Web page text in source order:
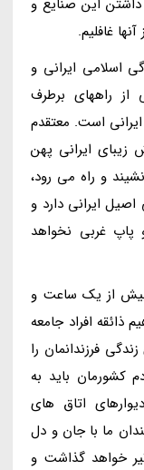
داشتن این صنایع و
غافلیم.
اسلامی ایرانی و
از راههای برطرف
است. معتقدم
زیبای ایرانی پهن
و راه می رود،
ایرانی دارد و
غربی نخواهد
بیش از یک ساعت و
ذائقه افراد جامعه
فرزندانمان را
کشورمان باید به
اتاق های
ما با جان و دل
خواهد گذاشت و